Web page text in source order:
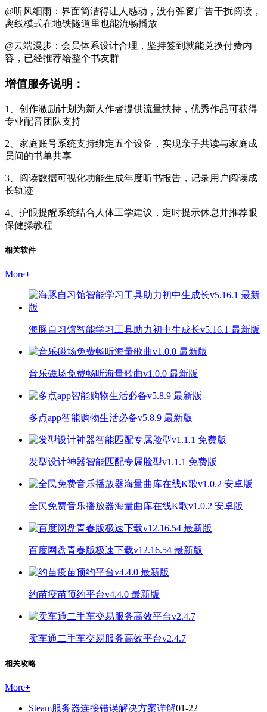
@听风细雨：界面简洁得让人感动，没有弹窗广告干扰阅读，
离线模式在地铁隧道里也能流畅播放
@云端漫步：会员体系设计合理，坚持签到就能兑换付费内
容，已经推荐给整个书友群
增值服务说明：
1、创作激励计划为新人作者提供流量扶持，优秀作品可获得
专业配音团队支持
2、家庭账号系统支持绑定五个设备，实现亲子共读与家庭成
员间的书单共享
3、阅读数据可视化功能生成年度听书报告，记录用户阅读成
长轨迹
4、护眼提醒系统结合人体工学建议，定时提示休息并推荐眼
保健操教程
相关软件
More+
海豚自习馆智能学习工具助力初中生成长v5.16.1 最新版
音乐磁场免费畅听海量歌曲v1.0.0 最新版
多点app智能购物生活必备v5.8.9 最新版
发型设计神器智能匹配专属脸型v1.1.1 免费版
全民免费音乐播放器海量曲库在线K歌v1.0.2 安卓版
百度网盘青春版极速下载v12.16.54 最新版
约苗疫苗预约平台v4.4.0 最新版
卖车通二手车交易服务高效平台v2.4.7
相关攻略
More+
Steam服务器连接错误解决方案详解01-22